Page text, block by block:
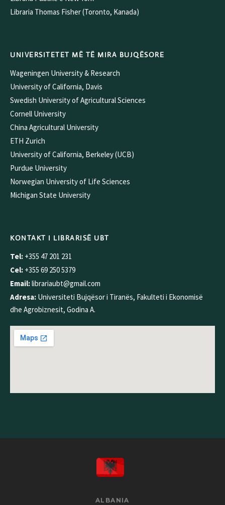
Libraria Thomas Fisher (Toronto, Kanada)
UNIVERSITETET MË TË MIRA BUJQËSORE
Wageningen University & Research
University of California, Davis
Swedish University of Agricultural Sciences
Cornell University
China Agricultural University
ETH Zurich
University of California, Berkeley (UCB)
Purdue University
Norwegian University of Life Sciences
Michigan State University
KONTAKT I LIBRARISË UBT
Tel: +355 47 201 231
Cel: +355 69 250 5379
Email:librariaubt@gmail.com
Adresa: Universiteti Bujqësor i Tiranës, Fakulteti i Ekonomisë
dhe Agrobiznesit, Godina A.
ALBANIA